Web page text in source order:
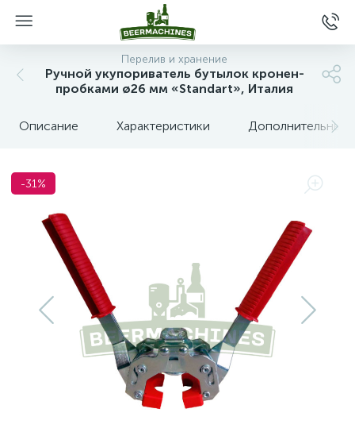
Перелив и хранение
Ручной укупориватель бутылок кронен-
пробками ø26 мм «Standart», Италия
Описание Характеристики Дополнительные
-31%